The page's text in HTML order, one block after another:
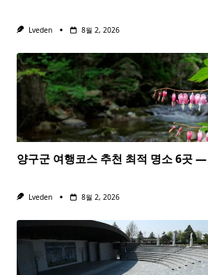
Lveden 8월 2, 2026
양구군 여행코스 추천 최적 명소 6곳
Lveden 8월 2, 2026